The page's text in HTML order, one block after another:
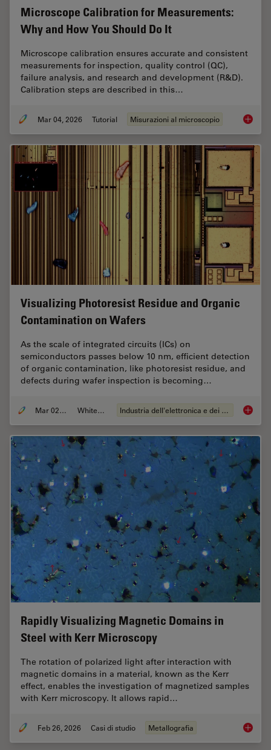
Microscope Calibration for Measurements:
Why and How You Should Do It
Microscope calibration ensures accurate and consistent
measurements for inspection, quality control (QC),
failure analysis, and research and development (R&D).
Calibration steps are described in this…
Mar 04, 2026 Tutorial Misurazioni al microscopio
Visualizing Photoresist Residue and Organic
Contamination on Wafers
As the scale of integrated circuits (ICs) on
semiconductors passes below 10 nm, efficient detection
of organic contamination, like photoresist residue, and
defects during wafer inspection is becoming…
Mar 02, 2026 Whitepaper Industria dell'elettronica e dei semiconduttori
Rapidly Visualizing Magnetic Domains in
Steel with Kerr Microscopy
The rotation of polarized light after interaction with
magnetic domains in a material, known as the Kerr
effect, enables the investigation of magnetized samples
with Kerr microscopy. It allows rapid…
Feb 26, 2026 Casi di studio Metallografia